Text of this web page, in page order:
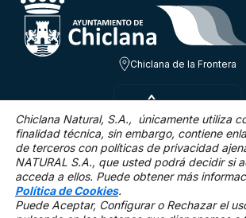
Chiclana de la Frontera
JUE 6 AGO
28.9ºC
13.8 Km/h 0 %
Chiclana Natural, S.A., únicamente utiliza
finalidad técnica, sin embargo, contiene
de terceros con políticas de privacidad
NATURAL S.A., que usted podrá decidir si
acceda a ellos. Puede obtener más
Política de Cookies.
Puede Aceptar, Configurar o Rechazar el